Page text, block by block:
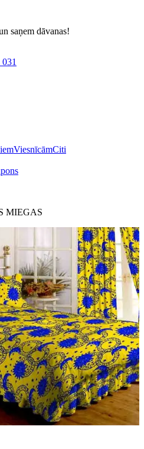
saņem dāvanas!
ViesnīcāmCiti
MIEGAS